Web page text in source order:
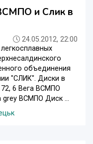
и Слик в
24.05.2012, 22:00
объединения
"СЛИК". Диски в
6 Вега ВСМПО
grey ВСМПО Диск ...